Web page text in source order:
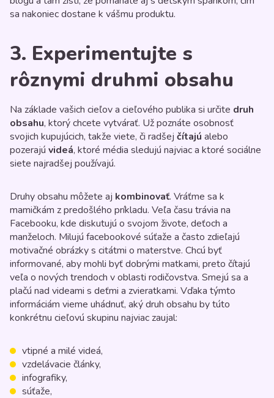
sa nakoniec dostane k vášmu produktu.
3. Experimentujte s
rôznymi druhmi obsahu
Na základe vašich cieľov a cieľového publika si určite druh
obsahu, ktorý chcete vytvárať. Už poznáte osobnosť
svojich kupujúcich, takže viete, či radšej čítajú alebo
pozerajú videá, ktoré média sledujú najviac a ktoré sociálne
siete najradšej používajú.
Druhy obsahu môžete aj kombinovať. Vráťme sa k
mamičkám z predošlého príkladu. Veľa času trávia na
Facebooku, kde diskutujú o svojom živote, deťoch a
manželoch. Milujú facebookové súťaže a často zdieľajú
motivačné obrázky s citátmi o materstve. Chcú byť
informované, aby mohli byť dobrými matkami, preto čítajú
veľa o nových trendoch v oblasti rodičovstva. Smejú sa a
plačú nad videami s deťmi a zvieratkami. Vďaka týmto
informáciám vieme uhádnuť, aký druh obsahu by túto
konkrétnu cieľovú skupinu najviac zaujal:
vtipné a milé videá,
vzdelávacie články,
infografiky,
súťaže,